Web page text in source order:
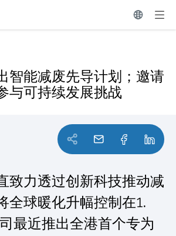
智能减废先导计划；邀请
与可持续发展挑战
致力透过创新科技推动减
全球暖化升幅控制在1.
最近推出全港首个专为